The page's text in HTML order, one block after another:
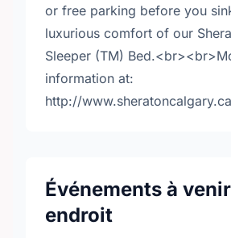
or free parking before you
luxurious comfort of our
Sleeper (TM)
information at:
http://www.sheratoncalgary.ca
Événements à
endroit